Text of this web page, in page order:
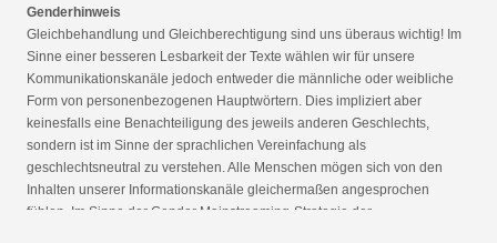
Genderhinweis
Gleichbehandlung und Gleichberechtigung sind uns überaus wichtig! Im
Sinne einer besseren Lesbarkeit der Texte wählen wir für unsere
Kommunikationskanäle jedoch entweder die männliche oder weibliche
Form von personenbezogenen Hauptwörtern. Dies impliziert aber
keinesfalls eine Benachteiligung des jeweils anderen Geschlechts,
sondern ist im Sinne der sprachlichen Vereinfachung als
geschlechtsneutral zu verstehen. Alle Menschen mögen sich von den
Inhalten unserer Informationskanäle gleichermaßen angesprochen
fühlen. Im Sinne der Gender Mainstreaming-Strategie der